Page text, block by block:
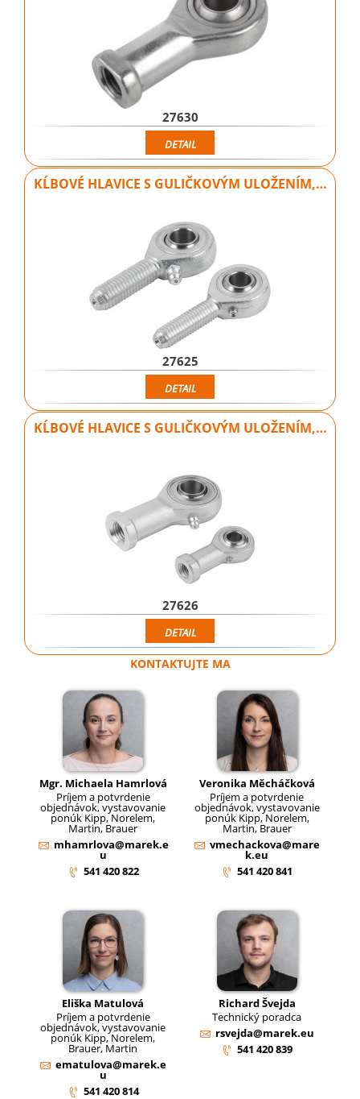
27630
DETAIL
KĹBOVÉ HLAVICE S GULIČKOVÝM ULOŽENÍM,…
27625
DETAIL
KĹBOVÉ HLAVICE S GULIČKOVÝM ULOŽENÍM,…
27626
DETAIL
KONTAKTUJTE MA
Mgr. Michaela Hamrlová
Príjem a potvrdenie
objednávok, vystavovanie
ponúk Kipp, Norelem,
Martin, Brauer
mhamrlova@marek.e
u
541 420 822
Veronika Měcháčková
Príjem a potvrdenie
objednávok, vystavovanie
ponúk Kipp, Norelem,
Martin, Brauer
vmechackova@mare
k.eu
541 420 841
Eliška Matulová
Príjem a potvrdenie
objednávok, vystavovanie
ponúk Kipp, Norelem,
Brauer, Martin
ematulova@marek.e
u
541 420 814
Richard Švejda
Technický poradca
rsvejda@marek.eu
541 420 839